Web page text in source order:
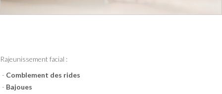
Rajeunissement facial :
Comblement des rides
Bajoues